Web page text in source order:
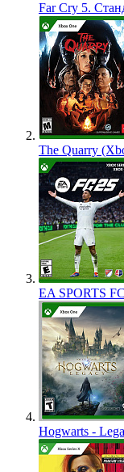
Far Cry 5.
The Quarry
EA SPORTS
Hogwarts -